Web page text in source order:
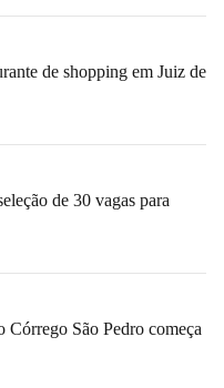
de shopping em Juiz de
de 30 vagas para
Córrego São Pedro começa